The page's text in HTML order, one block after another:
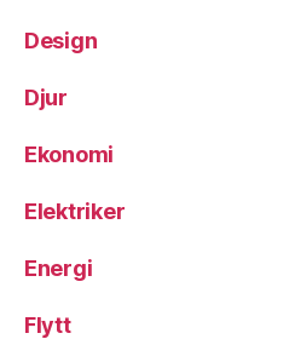
Design
Djur
Ekonomi
Elektriker
Energi
Flytt